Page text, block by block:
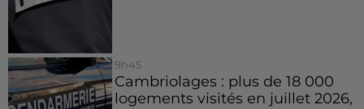
9h45
Cambriolages : plus de 18 000
logements visités en juillet 2026,